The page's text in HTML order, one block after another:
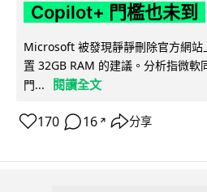
Copilot+ 門檻也未到
Microsoft 被發現靜靜刪除官方網站
置 32GB RAM 的建議。分析指微軟
門...
閱讀全文
170 16 ↗ 分享